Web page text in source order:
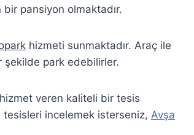
bir pansiyon olmaktadır.
hizmeti sunmaktadır. Araç ile
şekilde park edebilirler.
veren kaliteli bir tesis
tesisleri incelemek isterseniz, Avşa